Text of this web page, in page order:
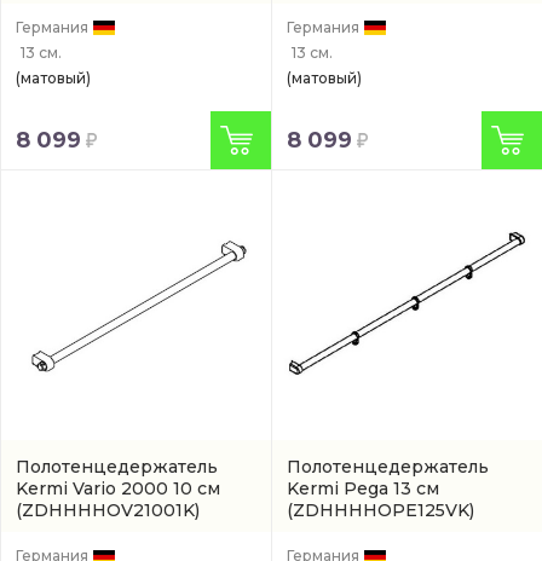
Германия
13 см.
(матовый)
8 099
Германия
13 см.
(матовый)
8 099
Полотенцедержатель
Kermi Vario 2000 10 см
(ZDHHHHOV21001K)
Германия
Полотенцедержатель
Kermi Pega 13 см
(ZDHHHHOPE125VK)
Германия